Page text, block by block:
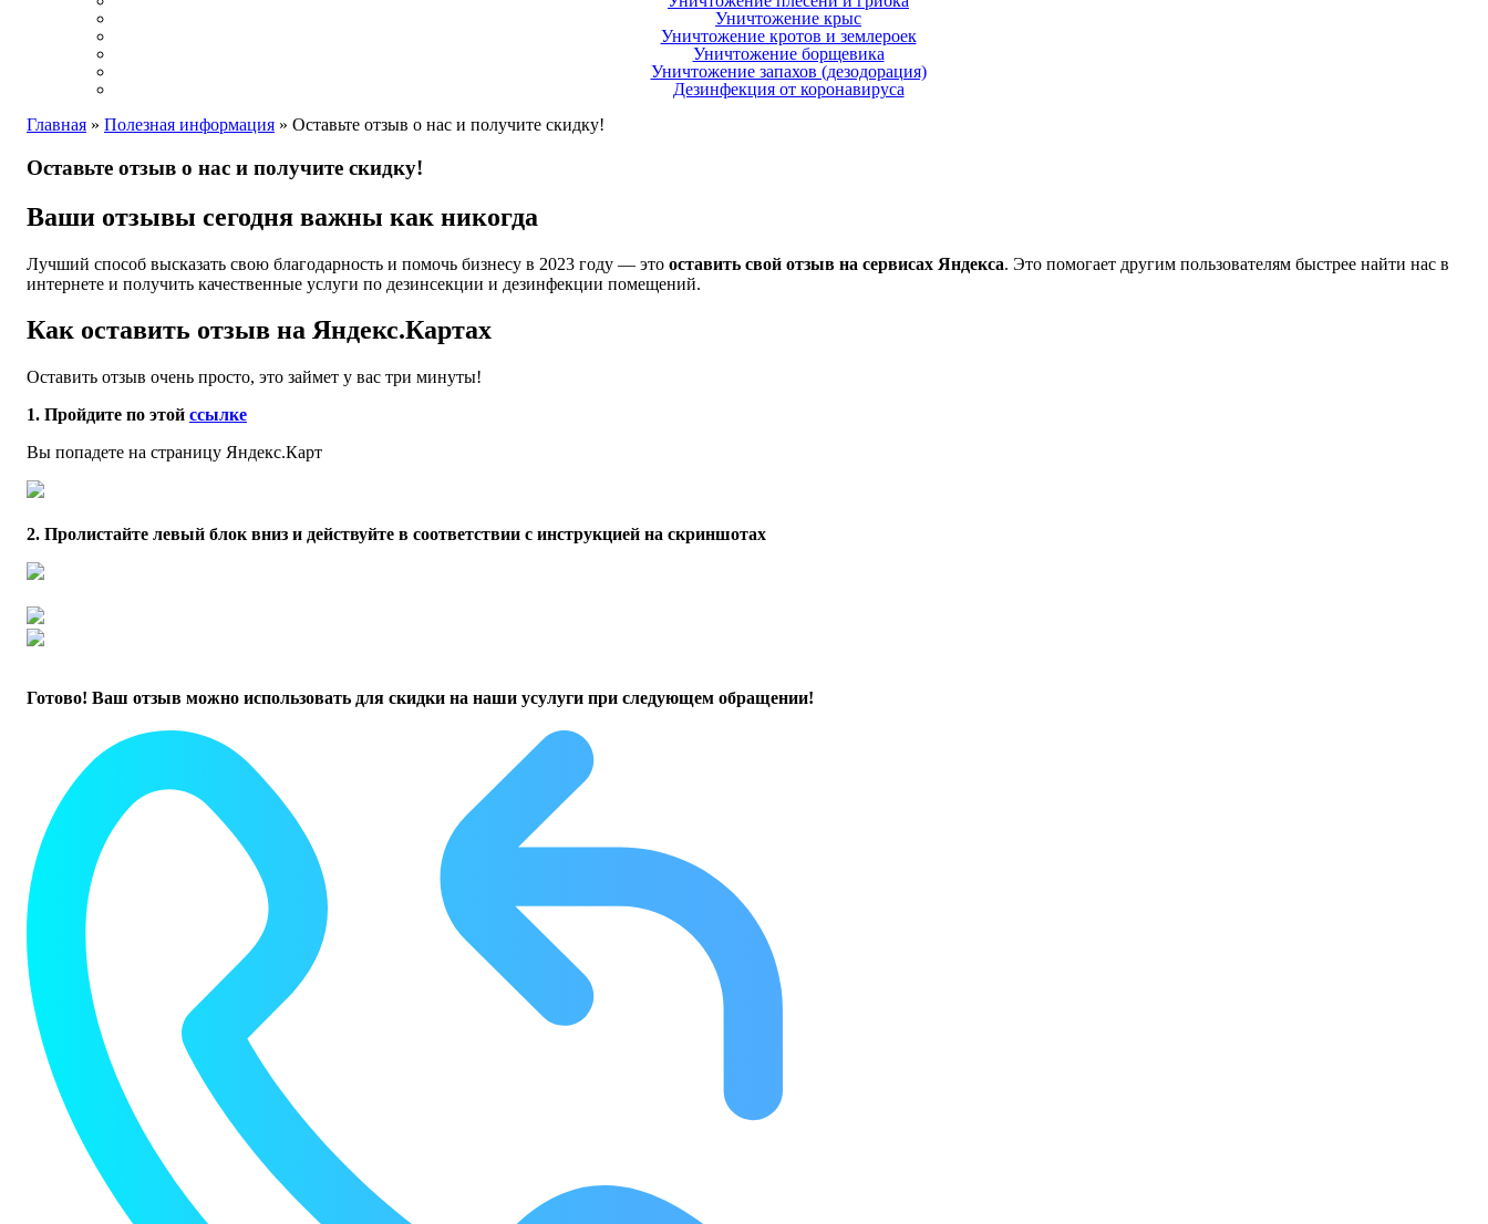
Уничтожение крыс
Уничтожение кротов и землероек
Уничтожение борщевика
Уничтожение запахов (дезодорация)
Дезинфекция от коронавируса
Главная » Полезная информация » Оставьте отзыв о нас и получите скидку!
Оставьте отзыв о нас и получите скидку!
Ваши отзывы сегодня важны как никогда
Лучший способ высказать свою благодарность и помочь бизнесу в 2023 году — это оставить свой отзыв на сервисах Яндекса. Это помогает другим пользователям быстрее найти нас в
интернете и получить качественные услуги по дезинсекции и дезинфекции помещений.
Как оставить отзыв на Яндекс.Картах
Оставить отзыв очень просто, это займет у вас три минуты!
1. Пройдите по этой ссылке
Вы попадете на страницу Яндекс.Карт
2. Пролистайте левый блок вниз и действуйте в соответствии с инструкцией на скриншотах
Готово! Ваш отзыв можно использовать для скидки на наши усулуги при следующем обращении!